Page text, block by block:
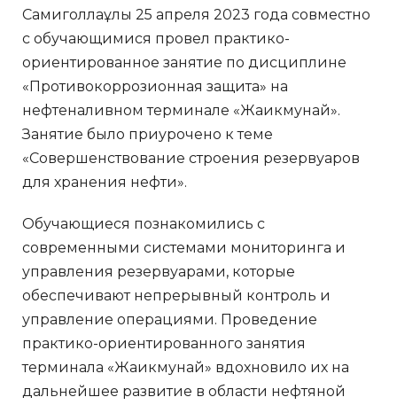
Самиголлаұлы 25 апреля 2023 года совместно
с обучающимися провел практико-
ориентированное занятие по дисциплине
«Противокоррозионная защита» на
нефтеналивном терминале «Жаикмунай».
Занятие было приурочено к теме
«Совершенствование строения резервуаров
для хранения нефти».
Обучающиеся познакомились с
современными системами мониторинга и
управления резервуарами, которые
обеспечивают непрерывный контроль и
управление операциями. Проведение
практико-ориентированного занятия
терминала «Жаикмунай» вдохновило их на
дальнейшее развитие в области нефтяной